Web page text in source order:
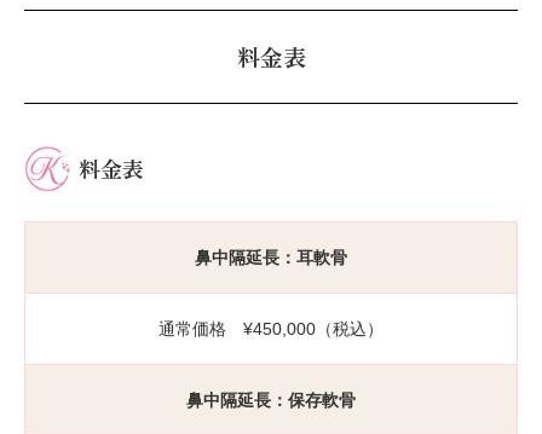
料金表
料金表
鼻中隔延長：耳軟骨
通常価格 ¥450,000（税込）
鼻中隔延長：保存軟骨